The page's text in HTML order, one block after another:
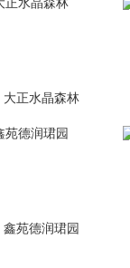
大正水晶森林
鑫苑德润珺园